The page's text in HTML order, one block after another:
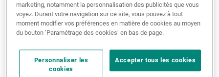
UBP Zurich recently held an exclusive event with
leading financial media company Finews to assess
the potential impact of AI on our work and daily lives,
marketing, notamment la personnalisation des publicités que vous
voyez. Durant votre navigation sur ce site, vous pouvez à tout
moment modifier vos préférences en matière de cookies au moyen
du bouton ’Paramétrage des cookies’ en bas de page.
Personnaliser les
cookies
Accepter tous les cookies